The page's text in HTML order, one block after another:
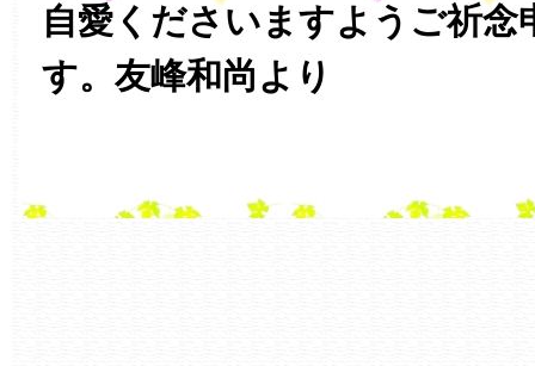
自愛くださいますようご祈念
す。友峰和尚より